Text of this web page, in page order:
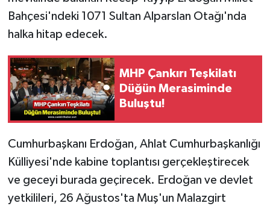
Bahçesi'ndeki 1071 Sultan Alparslan Otağı'nda
halka hitap edecek.
MHP Çankırı Teşkilatı
Düğün Merasiminde
Buluştu!
Cumhurbaşkanı Erdoğan, Ahlat Cumhurbaşkanlığı
Külliyesi'nde kabine toplantısı gerçekleştirecek
ve geceyi burada geçirecek. Erdoğan ve devlet
yetkilileri, 26 Ağustos'ta Muş'un Malazgirt